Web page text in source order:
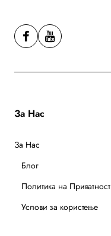
За Нас
За Нас
Блог
Политика на Приватност
Услови за користење